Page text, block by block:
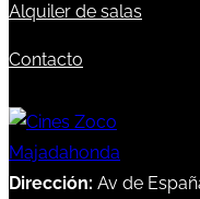
Alquiler de salas
Contacto
Dirección: Av de